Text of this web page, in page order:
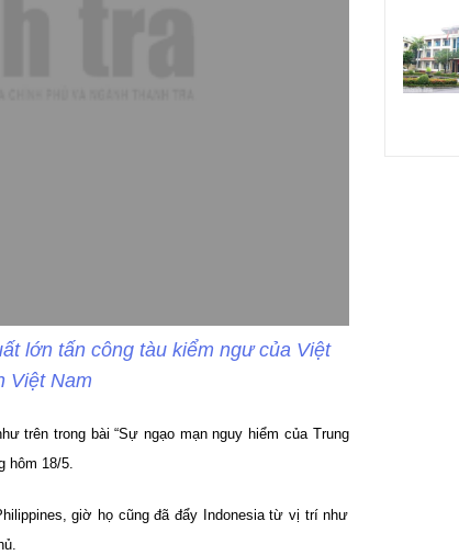
lớn tấn công tàu kiểm ngư của Việt
Việt Nam
trên trong bài “Sự ngạo mạn nguy hiểm của Trung
hôm 18/5.
giờ họ cũng đã đẩy Indonesia từ vị trí như